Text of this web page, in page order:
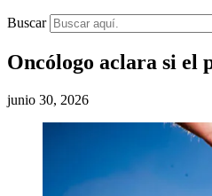
Buscar
Oncólogo aclara si el
junio 30, 2026